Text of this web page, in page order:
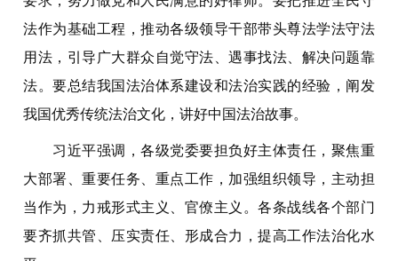
法作为基础工程，推动各级领导干部带头尊法学法守法
用法，引导广大群众自觉守法、遇事找法、解决问题靠
法。要总结我国法治体系建设和法治实践的经验，阐发
我国优秀传统法治文化，讲好中国法治故事。
习近平强调，各级党委要担负好主体责任，聚焦重
大部署、重要任务、重点工作，加强组织领导，主动担
当作为，力戒形式主义、官僚主义。各条战线各个部门
要齐抓共管、压实责任、形成合力，提高工作法治化水